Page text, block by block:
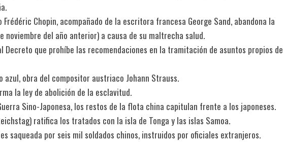
Chopin, acompañado de la escritora francesa George Sand, abandona la
noviembre del año anterior) a causa de su maltrecha salud.
Decreto que prohíbe las recomendaciones en la tramitación de asuntos propios de
azul, obra del compositor austriaco Johann Strauss.
la ley de abolición de la esclavitud.
Sino-Japonesa, los restos de la flota china capitulan frente a los japoneses.
ratifica los tratados con la isla de Tonga y las islas Samoa.
saqueada por seis mil soldados chinos, instruidos por oficiales extranjeros.